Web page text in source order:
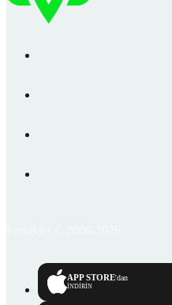
APP STORE'dan
İNDİRİN